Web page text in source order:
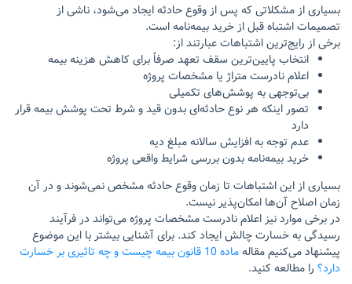
بسیاری از مشکلاتی که پس از وقوع حادثه ایجاد می‌شود، ناشی از
تصمیمات اشتباه قبل از خرید بیمه‌نامه است.
برخی از رایج‌ترین اشتباهات عبارتند از:
انتخاب پایین‌ترین سقف تعهد صرفاً برای کاهش هزینه بیمه
اعلام نادرست متراژ یا مشخصات پروژه
بی‌توجهی به پوشش‌های تکمیلی
تصور اینکه هر نوع حادثه‌ای بدون قید و شرط تحت پوشش بیمه قرار
دارد
عدم توجه به افزایش سالانه مبلغ دیه
خرید بیمه‌نامه بدون بررسی شرایط واقعی پروژه
بسیاری از این اشتباهات تا زمان وقوع حادثه مشخص نمی‌شوند و در آن
زمان اصلاح آن‌ها امکان‌پذیر نیست.
در برخی موارد نیز اعلام نادرست مشخصات پروژه می‌تواند در فرآیند
رسیدگی به خسارت چالش ایجاد کند. برای آشنایی بیشتر با این موضوع
پیشنهاد می‌کنیم مقاله
ماده 10 قانون بیمه چیست و چه تاثیری بر خسارت
دارد؟ را مطالعه کنید.